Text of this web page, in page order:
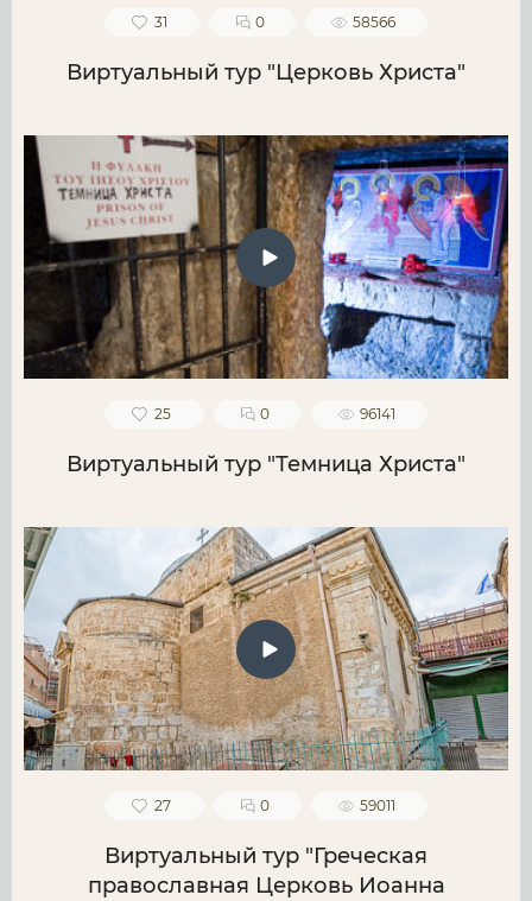
31 0 58566
Виртуальный тур "Церковь Христа"
25 0 96141
Виртуальный тур "Темница Христа"
27 0 59011
Виртуальный тур "Греческая
православная Церковь Иоанна